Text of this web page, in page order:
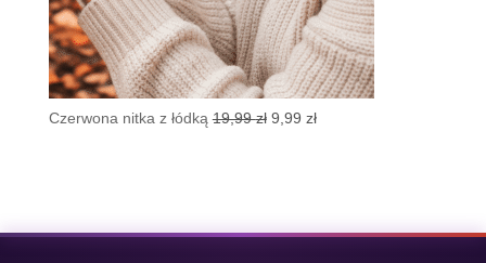
Czerwona nitka z łódką 19,99zł Pierwotna
9,99 złAktualna